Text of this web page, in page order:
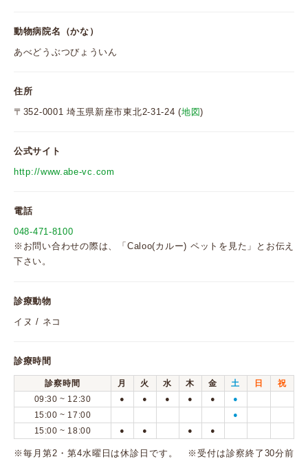
動物病院名（かな）
あべどうぶつびょういん
住所
〒352-0001 埼玉県新座市東北2-31-24 (地図)
公式サイト
http://www.abe-vc.com
電話
048-471-8100
※お問い合わせの際は、「Caloo(カルー) ペットを見た」とお伝え
下さい。
診療動物
イヌ / ネコ
診療時間
診察時間 月 火 水 木 金 土 日
祝
09:30 ~ 12:30
● ● ● ● ● ●
15:00 ~ 17:00 ●
15:00 ~ 18:00 ● ● ● ●
※毎月第2・第4水曜日は休診日です。 ※受付は診察終了30分前